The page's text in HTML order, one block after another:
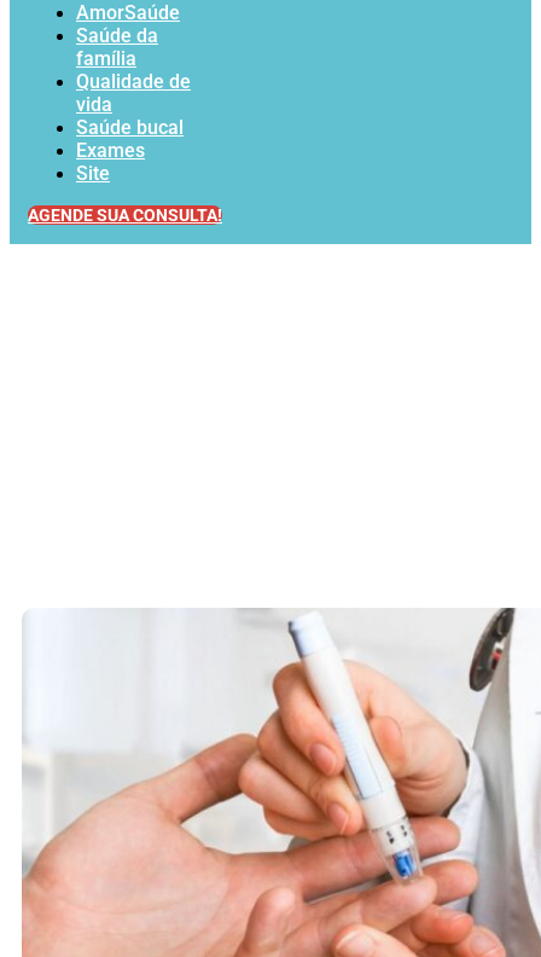
AmorSaúde
Saúde da
família
Qualidade de
vida
Saúde bucal
Exames
Site
AGENDE SUA CONSULTA!